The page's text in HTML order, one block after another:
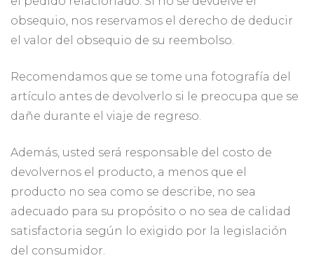
obsequio, nos reservamos el derecho de deducir
el valor del obsequio de su reembolso.
Recomendamos que se tome una fotografía del
artículo antes de devolverlo si le preocupa que se
dañe durante el viaje de regreso.
Además, usted será responsable del costo de
devolvernos el producto, a menos que el
producto no sea como se describe, no sea
adecuado para su propósito o no sea de calidad
satisfactoria según lo exigido por la legislación
del consumidor.